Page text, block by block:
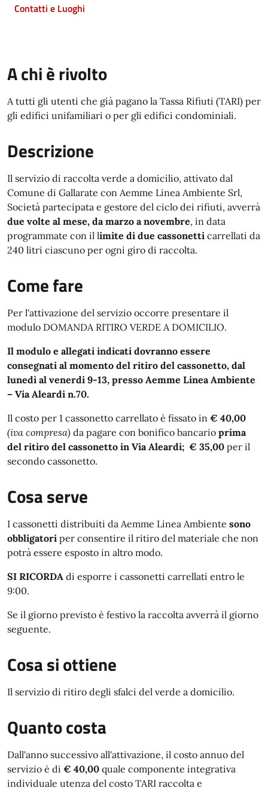
Contatti e Luoghi
A chi è rivolto
A tutti gli utenti che già pagano la Tassa Rifiuti (TARI) per
gli edifici unifamiliari o per gli edifici condominiali.
Descrizione
Il servizio di raccolta verde a domicilio, attivato dal
Comune di Gallarate con Aemme Linea Ambiente Srl,
Società partecipata e gestore del ciclo dei rifiuti, avverrà
due volte al mese, da marzo a novembre, in data
programmate con il limite di due cassonetti carrellati da
240 litri ciascuno per ogni giro di raccolta.
Come fare
Per l'attivazione del servizio occorre presentare il
modulo DOMANDA RITIRO VERDE A DOMICILIO.
Il modulo e allegati indicati dovranno essere
consegnati al momento del ritiro del cassonetto, dal
lunedì al venerdi 9-13, presso Aemme Linea Ambiente
– Via Aleardi n.70.
Il costo per 1 cassonetto carrellato è fissato in € 40,00
(iva compresa) da pagare con bonifico bancario prima
del ritiro del cassonetto in Via Aleardi; € 35,00 per il
secondo cassonetto.
Cosa serve
I cassonetti distribuiti da Aemme Linea Ambiente sono
obbligatori per consentire il ritiro del materiale che non
potrà essere esposto in altro modo.
SI RICORDA di esporre i cassonetti carrellati entro le
9:00.
Se il giorno previsto è festivo la raccolta avverrà il giorno
seguente.
Cosa si ottiene
Il servizio di ritiro degli sfalci del verde a domicilio.
Quanto costa
Dall'anno successivo all'attivazione, il costo annuo del
servizio è di € 40,00 quale componente integrativa
individuale utenza del costo TARI raccolta e